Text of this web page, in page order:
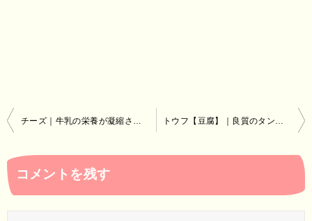
投
ナ
ビ
チーズ｜牛乳の栄養が凝縮され、ビタミンC以外のビタミンを含む トウフ【豆腐】｜良質のタンパク質が豊富で消化吸収率は90％以上
コメントを残す